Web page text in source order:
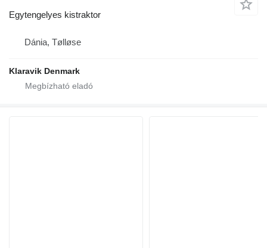
Egytengelyes kistraktor
Dánia, Tølløse
Klaravik Denmark